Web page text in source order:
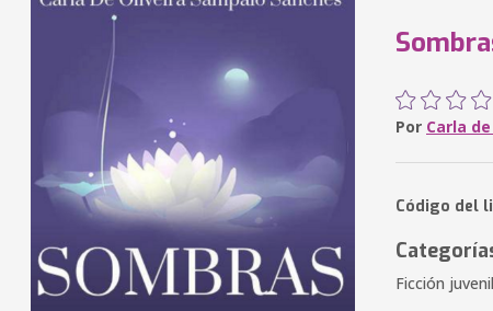
Por Carla
Código del
Ficción